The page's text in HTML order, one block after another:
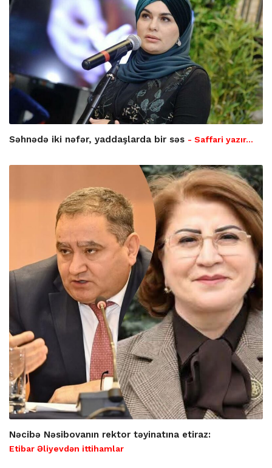
Səhnədə iki nəfər, yaddaşlarda bir səs - Saffari yazır…
Nəcibə Nəsibovanın rektor təyinatına etiraz:
Etibar Əliyevdən ittihamlar